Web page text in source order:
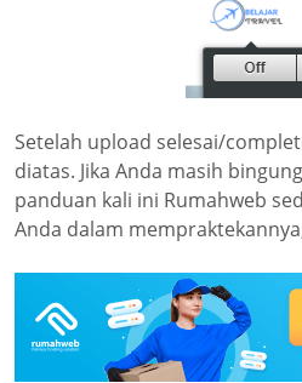
Setelah upload selesai/
diatas. Jika Anda masih
panduan kali ini Rumahweb
Anda dalam